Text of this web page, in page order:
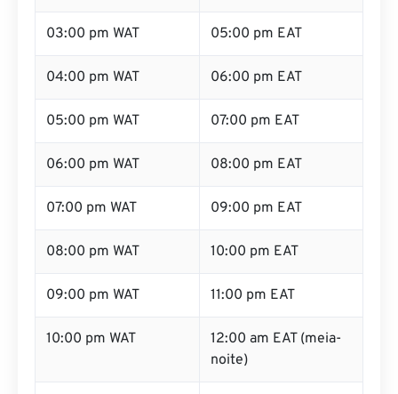
03:00 pm WAT 05:00 pm EAT
04:00 pm WAT 06:00 pm EAT
05:00 pm WAT 07:00 pm EAT
06:00 pm WAT 08:00 pm EAT
07:00 pm WAT 09:00 pm EAT
08:00 pm WAT 10:00 pm EAT
09:00 pm WAT 11:00 pm EAT
10:00 pm WAT
12:00 am EAT (meia-
noite)